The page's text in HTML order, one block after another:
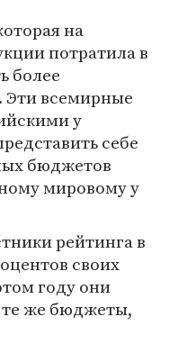
на
потратила в
более
Эти всемирные
у
себе
бюджетов
мировому у
рейтинга в
своих
году они
те же бюджеты,